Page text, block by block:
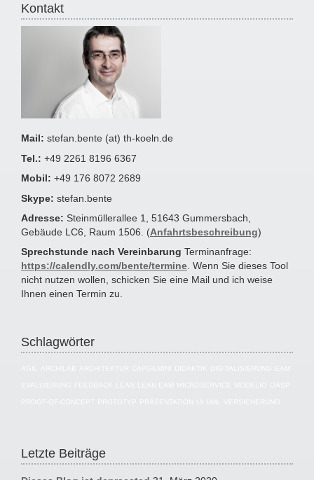
Kontakt
Mail: stefan.bente (at) th-koeln.de
Tel.: +49 2261 8196 6367
Mobil: +49 176 8072 2689
Skype: stefan.bente
Adresse: Steinmüllerallee 1, 51643 Gummersbach,
Gebäude LC6, Raum 1506. (Anfahrtsbeschreibung)
Sprechstunde nach Vereinbarung Terminanfrage:
https://calendly.com/bente/termine. Wenn Sie dieses Tool
nicht nutzen wollen, schicken Sie eine Mail und ich weise
Ihnen einen Termin zu.
Schlagwörter
Letzte Beiträge